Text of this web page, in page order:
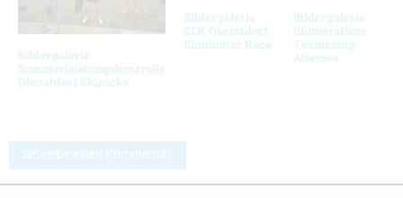
Bildergalerie
Sommerleistungskontrolle
Oberstdorf Skirocks
Bildergalerie
SLK Oberstdorf
Eliminator Race
Bildergalerie
Skimarathon
Teamcamp
Attersee
Schreibe einen Kommentar